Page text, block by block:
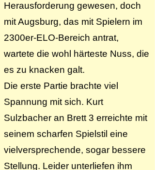
Herausforderung gewesen, doch
mit Augsburg, das mit Spielern im
2300er-ELO-Bereich antrat,
wartete die wohl härteste Nuss, die
es zu knacken galt.
Die erste Partie brachte viel
Spannung mit sich. Kurt
Sulzbacher an Brett 3 erreichte mit
seinem scharfen Spielstil eine
vielversprechende, sogar bessere
Stellung. Leider unterliefen ihm